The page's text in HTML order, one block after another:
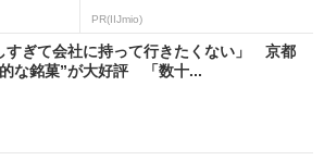
PR(IIJmio)
すぎて会社に持って行きたくない」 京都
な銘菓”が大好評 「数十...